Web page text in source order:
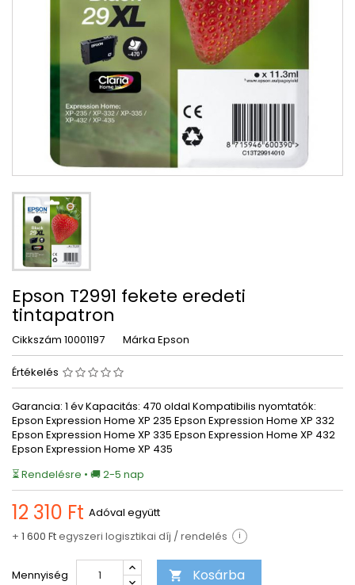
Epson T2991 fekete eredeti
tintapatron
Cikkszám 10001197 Márka Epson
Értékelés
Garancia: 1 év Kapacitás: 470 oldal Kompatibilis nyomtatók:
Epson Expression Home XP 235 Epson Expression Home XP 332
Epson Expression Home XP 335 Epson Expression Home XP 432
Epson Expression Home XP 435
⏳ Rendelésre • 🚚 2-5 nap
12 310 Ft Adóval együtt
+ 1 600 Ftegyszeri logisztikai díj / rendelés i
Mennyiség  Kosárba